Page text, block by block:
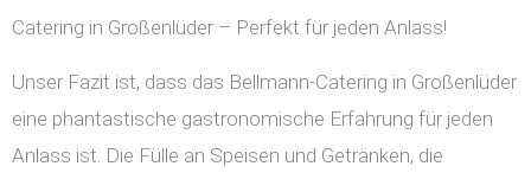
Catering in Großenlüder – Perfekt für jeden Anlass!
Unser Fazit ist, dass das Bellmann-Catering in Großenlüder
eine phantastische gastronomische Erfahrung für jeden
Anlass ist. Die Fülle an Speisen und Getränken, die